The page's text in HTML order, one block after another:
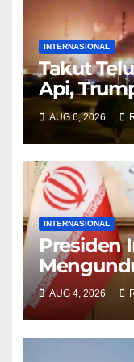
INTERNASIONAL
Takut
Api,
ke Iran
AUG 6, 2026
INTERNASIONAL
Presiden
AUG 4, 2026